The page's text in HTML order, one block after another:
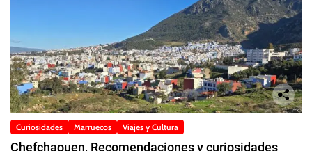
Curiosidades Marruecos Viajes y Cultura
Chefchaouen, Recomendaciones y curiosidades